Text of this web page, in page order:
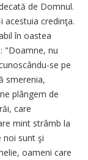
de Domnul.
acestuia credinţa.
în oastea
"Doamne, nu
se pe
smerenia,
plângem de
care
mint strâmb la
noi sunt şi
oameni care